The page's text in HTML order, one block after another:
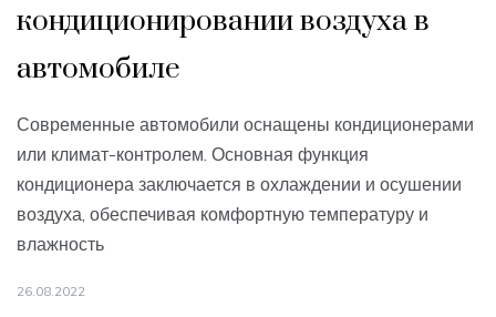
кондиционировании воздуха в
автомобиле
Современные автомобили оснащены кондиционерами
или климат-контролем. Основная функция
кондиционера заключается в охлаждении и осушении
воздуха, обеспечивая комфортную температуру и
влажность
26.08.2022